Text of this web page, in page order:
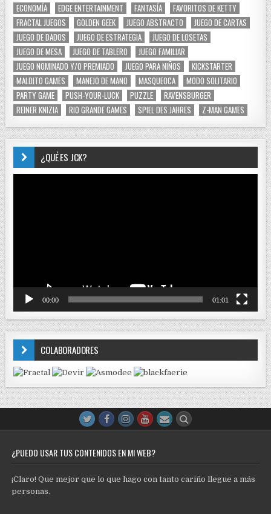
ECONOMÍA
EDGE ENTERTAINMENT FANTASÍA
FAVORITOS DE KETTY
FRACTAL JUEGOS
GOLDEN GEEK JUEGO ABSTRACTO
JUEGO DE CARTAS
JUEGO DE DADOS
JUEGO DE ESTRATEGIA
JUEGO DE LOSETAS
JUEGO DE MESA
JUEGO DE TABLERO
JUEGO FAMILIAR
JUEGO NOMINADO Y/O PREMIADO
JUEGO PARA NIÑOS
KICKSTARTER
MALDITO GAMES
MANEJO DE MANO MASQUEOCA
MODO SOLITARIO
PARTY GAME
PUSH-YOUR-LUCK PUZZLE
RAVENSBURGER
REINER KNIZIA
RIO GRANDE GAMES SPIEL DES JAHRES Z-MAN GAMES
¿QUÉ ES JCK?
00:00 01:01
COLABORADORES
¿PUEDO USAR TUS CONTENIDOS EN MI WEB?
¡Claro! Que mejor que lo que hago con tanto cariño llegue a más
personas.